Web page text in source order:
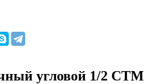
угловой 1/2 СТМ